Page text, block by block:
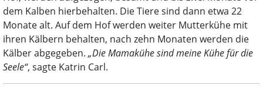
dem Kalben hierbehalten. Die Tiere sind dann etwa 22
Monate alt. Auf dem Hof werden weiter Mutterkühe mit
ihren Kälbern behalten, nach zehn Monaten werden die
Kälber abgegeben. „Die Mamakühe sind meine Kühe für die
Seele“, sagte Katrin Carl.